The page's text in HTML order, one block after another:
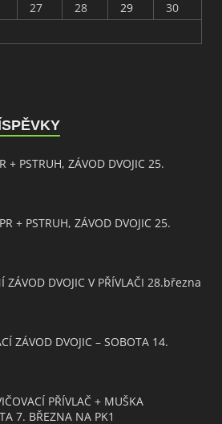
27 28 29
30
+ PSTRUH, ZÁVOD DVOJIC 25.
+ PSTRUH, ZÁVOD DVOJIC 25.
ZÁVOD DVOJIC V PŘÍVLAČI 28.března
ZÁVOD DVOJIC – SOBOTA 14.
PŘÍVLAČ + MUŠKA
7. BŘEZNA NA PK1